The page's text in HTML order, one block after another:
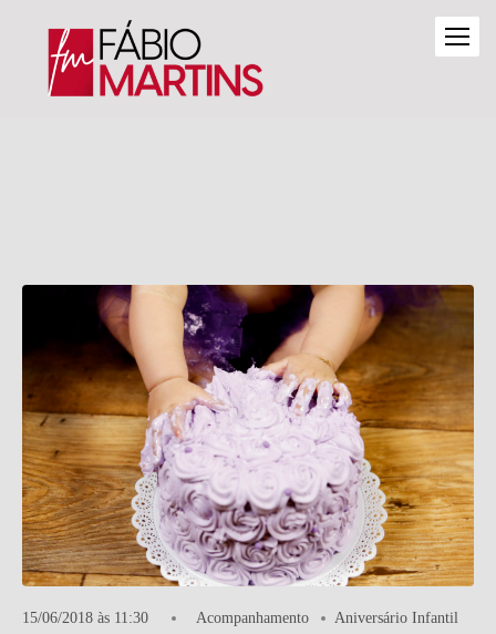
15/06/2018 às 11:30 Acompanhamento Aniversário Infantil